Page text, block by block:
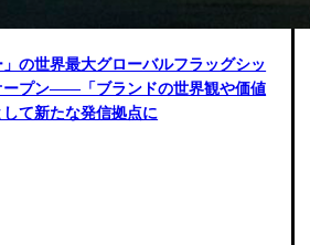
」の世界最大グローバルフラッグシッ
ープン――「ブランドの世界観や価値
て新たな発信拠点に